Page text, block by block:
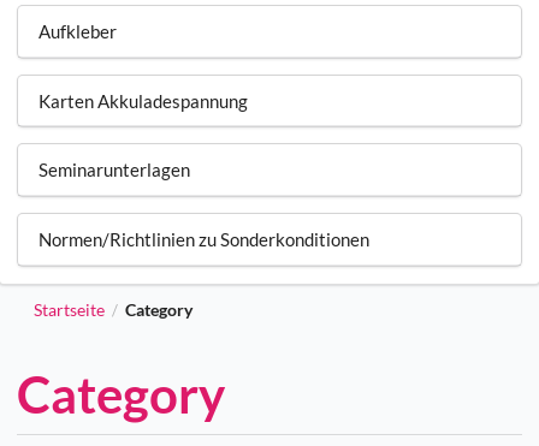
Aufkleber
Karten Akkuladespannung
Seminarunterlagen
Normen/Richtlinien zu Sonderkonditionen
Startseite / Category
Category